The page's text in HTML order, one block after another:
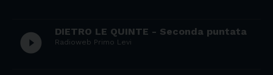
play_circle_filled DIETRO LE QUINTE - Seconda puntata
Radioweb Primo Levi